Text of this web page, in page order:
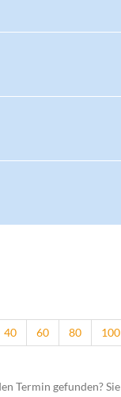
40 60 80 100
Termin gefunden?